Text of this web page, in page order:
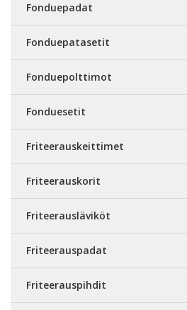
Fonduepadat
Fonduepatasetit
Fonduepolttimot
Fonduesetit
Friteerauskeittimet
Friteerauskorit
Friteerausläviköt
Friteerauspadat
Friteerauspihdit